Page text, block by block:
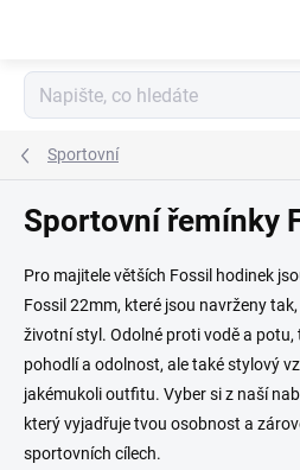
Sportovní
Sportovní řemínky
Pro majitele větších Fossil hodinek
Fossil 22mm, které jsou navrženy
životní styl. Odolné proti vodě a potu,
pohodlí a odolnost, ale také stylový
jakémukoli outfitu. Vyber si z naší
který vyjadřuje tvou osobnost a
sportovních cílech.